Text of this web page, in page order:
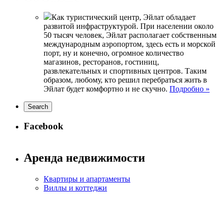
Как туристический центр, Эйлат обладает
развитой инфраструктурой. При населении около
50 тысяч человек, Эйлат располагает собственным
международным аэропортом, здесь есть и морской
порт, ну и конечно, огромное количество
магазинов, ресторанов, гостиниц,
развлекательных и спортивных центров. Таким
образом, любому, кто решил перебраться жить в
Эйлат будет комфортно и не скучно. Подробно »
Facebook
Аренда недвижимости
Квартиры и апартаменты
Виллы и коттеджи